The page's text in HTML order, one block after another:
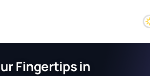
Fingertips in